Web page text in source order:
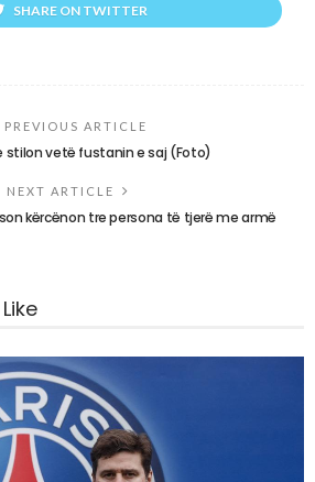
SHARE ON TWITTER
PREVIOUS ARTICLE
stilon vetë fustanin e saj (Foto)
NEXT ARTICLE
kërcënon tre persona të tjerë me armë